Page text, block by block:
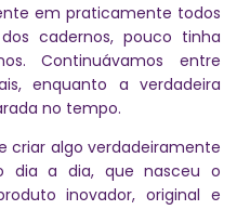
em praticamente todos
cadernos, pouco tinha
Continuávamos entre
enquanto a verdadeira
no tempo.
criar algo verdadeiramente
dia a dia, que nasceu o
inovador, original e